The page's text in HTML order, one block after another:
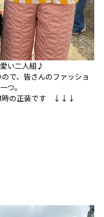
い二人組♪
で、皆さんのファッショ
つ。
時の正装です ↓↓↓